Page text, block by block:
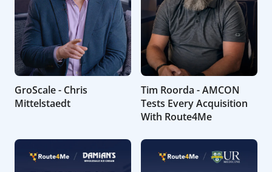
GroScale - Chris
Mittelstaedt
Tim Roorda - AMCON
Tests Every Acquisition
With Route4Me